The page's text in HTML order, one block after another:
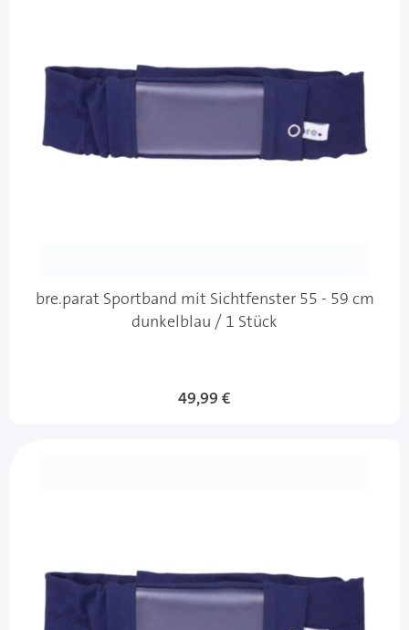
bre.parat Sportband mit Sichtfenster 55 - 59 cm
dunkelblau / 1 Stück
49,99 €